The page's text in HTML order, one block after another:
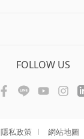
FOLLOW US
隱私政策 網站地圖